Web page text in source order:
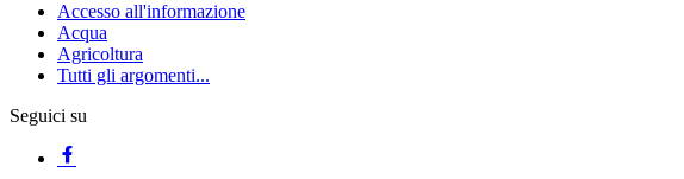
Accesso all'informazione
Acqua
Agricoltura
Tutti gli argomenti...
Seguici su